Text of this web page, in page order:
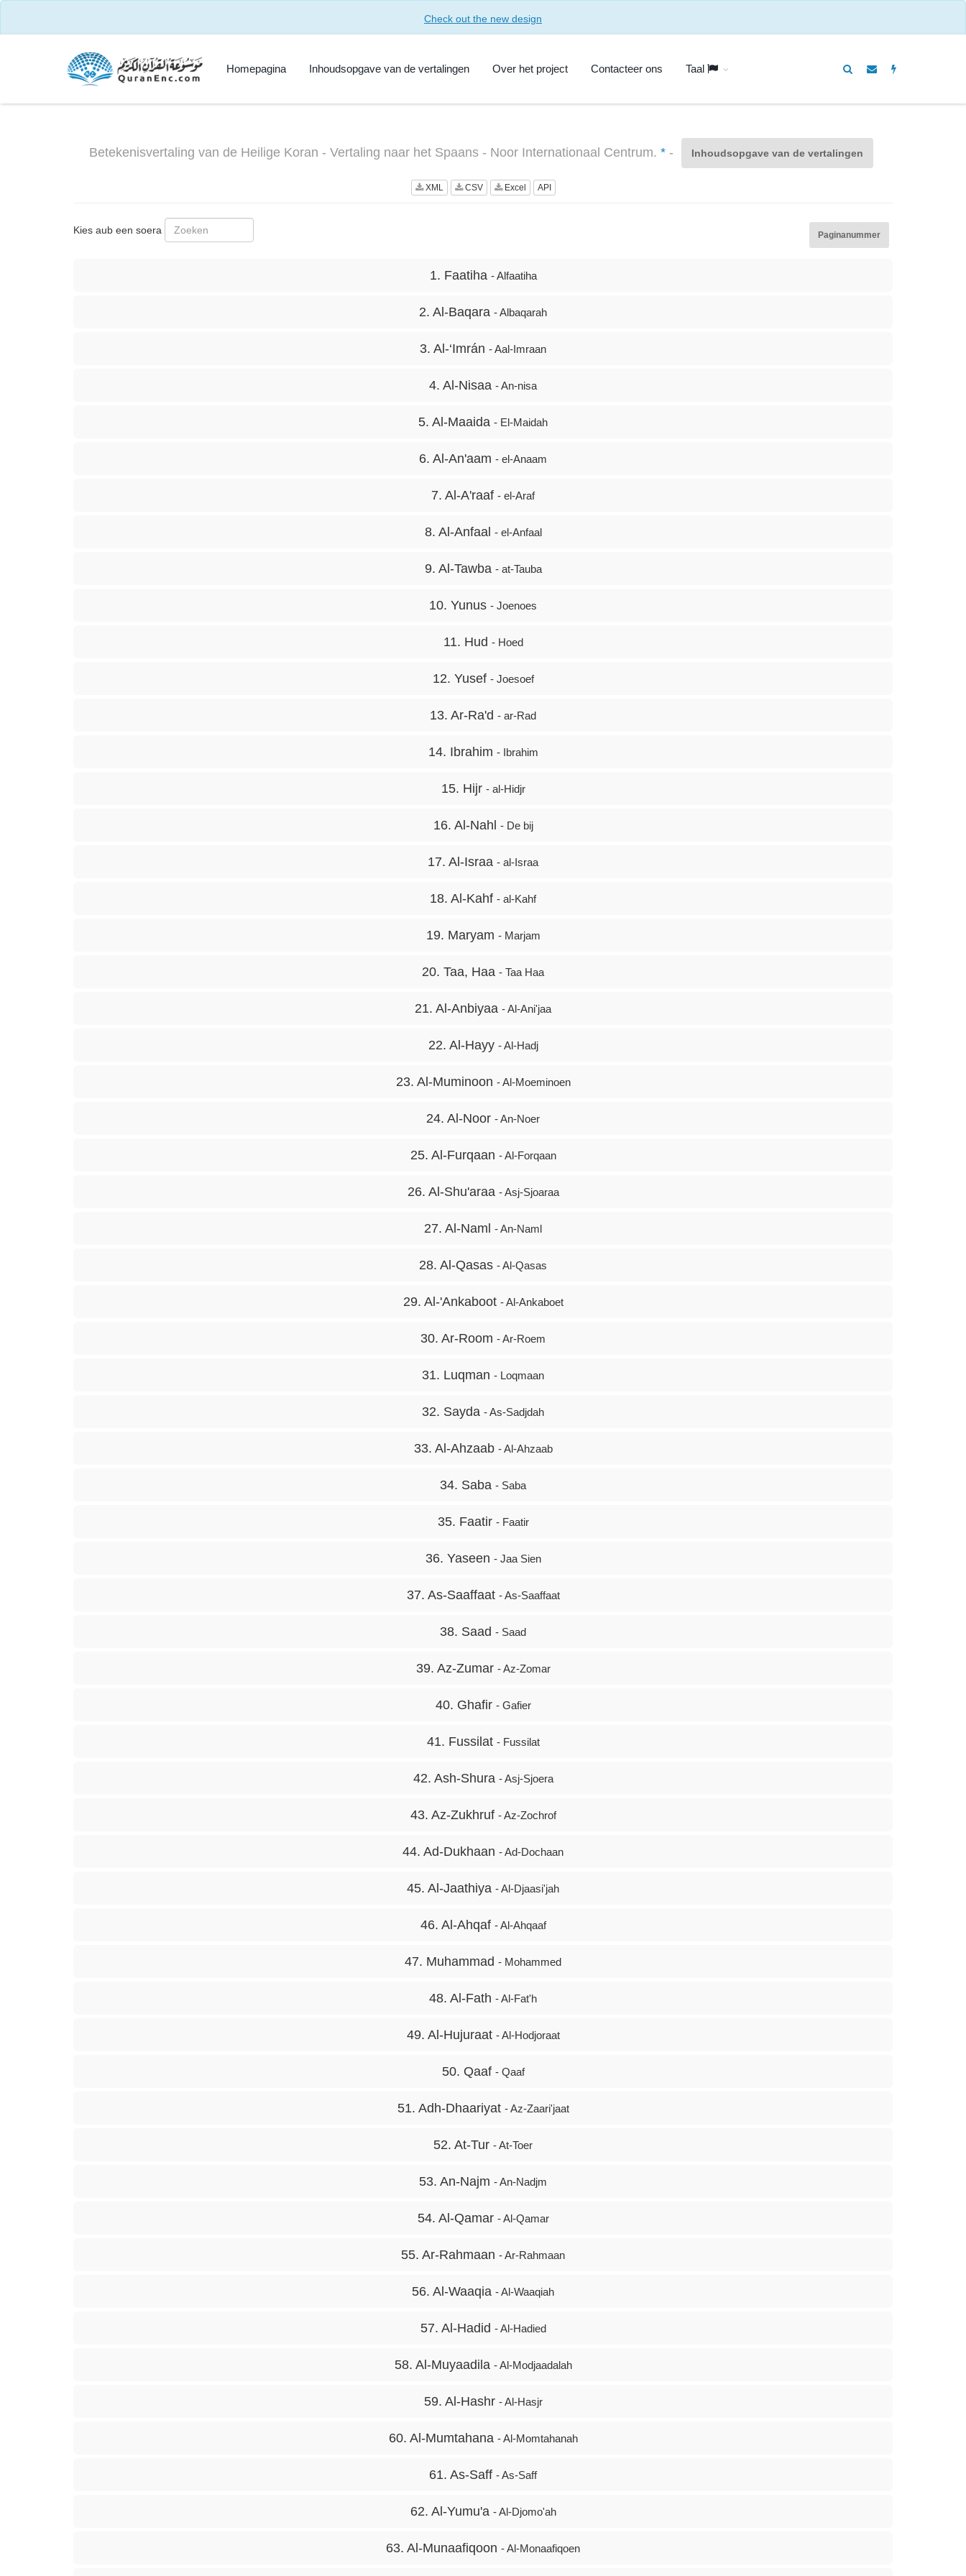
Check out the new design
Homepagina Inhoudsopgave van de vertalingen Over het project Contacteer ons Taal
Betekenisvertaling van de Heilige Koran - Vertaling naar het Spaans - Noor Internationaal Centrum. *- Inhoudsopgave van de vertalingen
XML CSV Excel API
Kies aub een soera Paginanummer
1. Faatiha - Alfaatiha
2. Al-Baqara - Albaqarah
3. Al-‘Imrán - Aal-Imraan
4. Al-Nisaa - An-nisa
5. Al-Maaida - El-Maidah
6. Al-An'aam - el-Anaam
7. Al-A'raaf - el-Araf
8. Al-Anfaal - el-Anfaal
9. Al-Tawba - at-Tauba
10. Yunus - Joenoes
11. Hud - Hoed
12. Yusef - Joesoef
13. Ar-Ra'd - ar-Rad
14. Ibrahim - Ibrahim
15. Hijr - al-Hidjr
16. Al-Nahl - De bij
17. Al-Israa - al-Israa
18. Al-Kahf - al-Kahf
19. Maryam - Marjam
20. Taa, Haa - Taa Haa
21. Al-Anbiyaa - Al-Ani'jaa
22. Al-Hayy - Al-Hadj
23. Al-Muminoon - Al-Moeminoen
24. Al-Noor - An-Noer
25. Al-Furqaan - Al-Forqaan
26. Al-Shu'araa - Asj-Sjoaraa
27. Al-Naml - An-Naml
28. Al-Qasas - Al-Qasas
29. Al-'Ankaboot - Al-Ankaboet
30. Ar-Room - Ar-Roem
31. Luqman - Loqmaan
32. Sayda - As-Sadjdah
33. Al-Ahzaab - Al-Ahzaab
34. Saba - Saba
35. Faatir - Faatir
36. Yaseen - Jaa Sien
37. As-Saaffaat - As-Saaffaat
38. Saad - Saad
39. Az-Zumar - Az-Zomar
40. Ghafir - Gafier
41. Fussilat - Fussilat
42. Ash-Shura - Asj-Sjoera
43. Az-Zukhruf - Az-Zochrof
44. Ad-Dukhaan - Ad-Dochaan
45. Al-Jaathiya - Al-Djaasi'jah
46. Al-Ahqaf - Al-Ahqaaf
47. Muhammad - Mohammed
48. Al-Fath - Al-Fat'h
49. Al-Hujuraat - Al-Hodjoraat
50. Qaaf - Qaaf
51. Adh-Dhaariyat - Az-Zaari'jaat
52. At-Tur - At-Toer
53. An-Najm - An-Nadjm
54. Al-Qamar - Al-Qamar
55. Ar-Rahmaan - Ar-Rahmaan
56. Al-Waaqia - Al-Waaqiah
57. Al-Hadid - Al-Hadied
58. Al-Muyaadila - Al-Modjaadalah
59. Al-Hashr - Al-Hasjr
60. Al-Mumtahana - Al-Momtahanah
61. As-Saff - As-Saff
62. Al-Yumu'a - Al-Djomo'ah
63. Al-Munaafiqoon - Al-Monaafiqoen